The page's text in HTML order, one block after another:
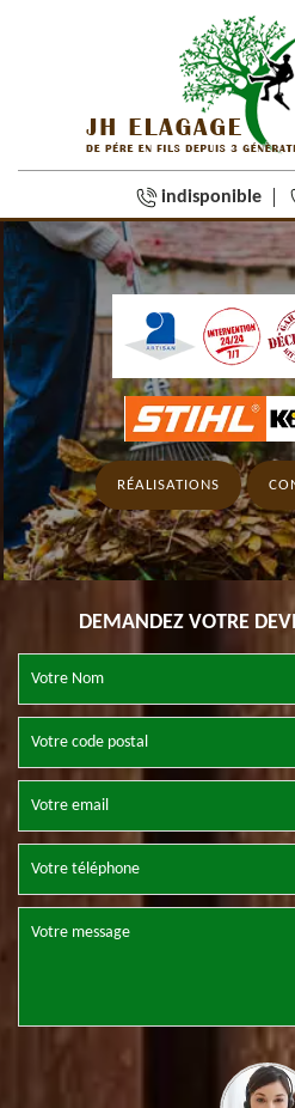
indisponible
RÉALISATIONS
DEMANDEZ VOTRE